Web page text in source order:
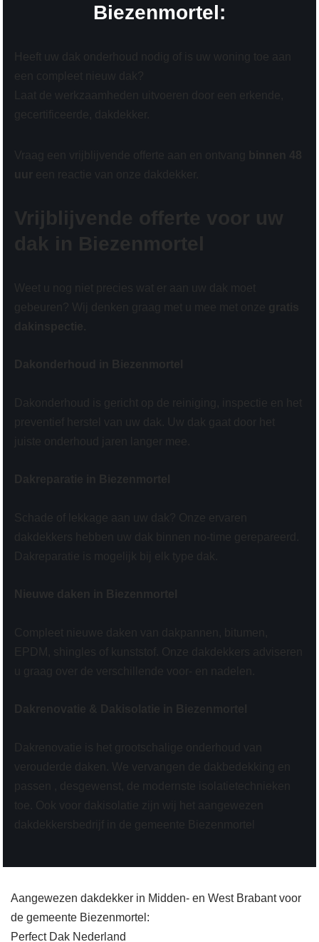
Biezenmortel:
Heeft uw dak onderhoud nodig of is uw woning toe aan
een compleet nieuw dak?
Laat de werkzaamheden uitvoeren door een erkende,
gecertificeerde, dakdekker.
Vraag een vrijblijvende offerte aan en ontvang
binnen 48
een reactie van onze dakdekker.
Vrijblijvende offerte voor uw
dak in Biezenmortel
Weet u nog niet precies wat er aan uw dak moet
gebeuren? Wij denken graag met u mee met onze
gratis
dakinspectie.
Dakonderhoud in Biezenmortel
Dakonderhoud is gericht op de reiniging, inspectie en het
preventief herstel van uw dak. Uw dak gaat door het
juiste onderhoud jaren langer mee.
Dakreparatie in Biezenmortel
Schade of lekkage aan uw dak? Onze ervaren
dakdekkers hebben uw dak binnen no-time gerepareerd.
Dakreparatie is mogelijk bij elk type dak.
Nieuwe daken in Biezenmortel
Compleet nieuwe daken van dakpannen, bitumen,
EPDM, shingles of kunststof. Onze dakdekkers adviseren
u graag over de verschillende voor- en nadelen.
Dakrenovatie & Dakisolatie in Biezenmortel
Dakrenovatie is het grootschalige onderhoud van
verouderde daken. We vervangen de dakbedekking en
passen , desgewenst, de modernste isolatietechnieken
toe. Ook voor dakisolatie zijn wij het aangewezen
dakdekkersbedrijf in de gemeente Biezenmortel
Aangewezen dakdekker in Midden- en West Brabant voor
de gemeente Biezenmortel:
Perfect Dak Nederland